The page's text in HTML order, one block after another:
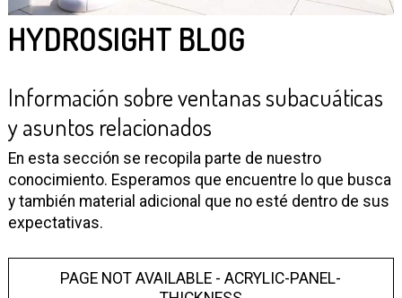
HYDROSIGHT BLOG
Información sobre ventanas subacuáticas
y asuntos relacionados
En esta sección se recopila parte de nuestro
conocimiento. Esperamos que encuentre lo que busca
y también material adicional que no esté dentro de sus
expectativas.
PAGE NOT AVAILABLE - ACRYLIC-PANEL-